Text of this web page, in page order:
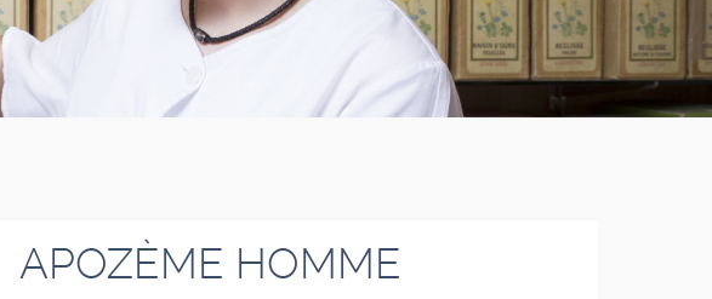
APOZÈME HOMME